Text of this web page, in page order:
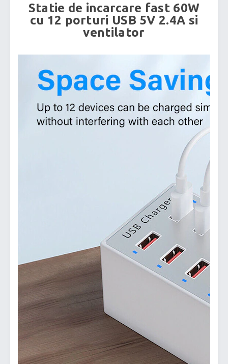
Statie de incarcare fast 60W
cu 12 porturi USB 5V 2.4A si
ventilator